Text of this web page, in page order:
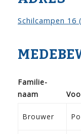
Schilcampen
Familie­
naam
Brouwer